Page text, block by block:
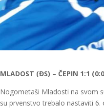
MLADOST (ĐS) – ČEPIN 1:1
Nogometaši Mladosti na svom
su prvenstvo trebalo nastaviti